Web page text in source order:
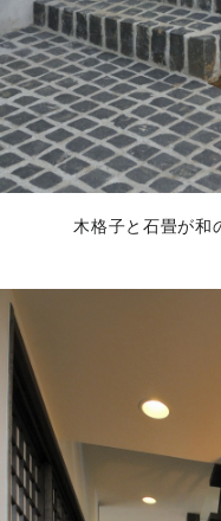
木格子と石畳が和